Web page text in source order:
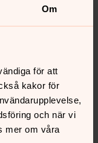
Om
för att
kakor för
och när vi
mer om våra
kyrkans
2010. ISBN: